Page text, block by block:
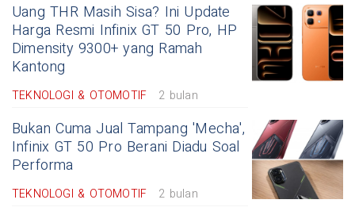
Uang THR Masih Sisa? Ini Update
Harga Resmi Infinix GT 50 Pro, HP
Dimensity 9300+ yang Ramah
Kantong
TEKNOLOGI & OTOMOTIF 2 bulan
Bukan Cuma Jual Tampang 'Mecha',
Infinix GT 50 Pro Berani Diadu Soal
Performa
TEKNOLOGI & OTOMOTIF 2 bulan